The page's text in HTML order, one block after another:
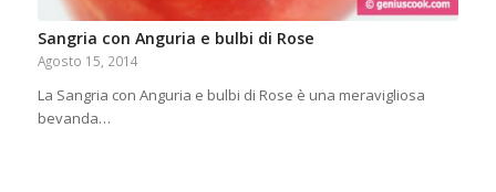
Sangria con Anguria e bulbi di Rose
Agosto 15, 2014
La Sangria con Anguria e bulbi di Rose è una meravigliosa
bevanda…